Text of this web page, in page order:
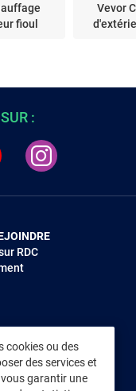
fioul
Vevor
cookies ou des
des services et
garantir une
:
RDC